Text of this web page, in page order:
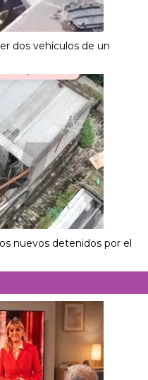
dos vehículos de un
nuevos detenidos por el